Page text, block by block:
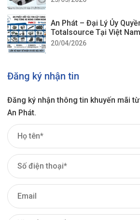
An Phát – Đại Lý Ủy
Totalsource Tại Việt Nam
20/04/2026
Đăng ký nhận tin
Đăng ký nhận thông tin khuyến mãi
An Phát.